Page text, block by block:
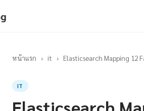
หน้าแรก › it › Elasticsearch Mapping 12
IT